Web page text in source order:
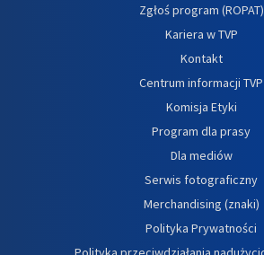
Zgłoś program (ROPAT)
Kariera w TVP
Kontakt
Centrum informacji TVP
Komisja Etyki
Program dla prasy
Dla mediów
Serwis fotograficzny
Merchandising (znaki)
Polityka Prywatności